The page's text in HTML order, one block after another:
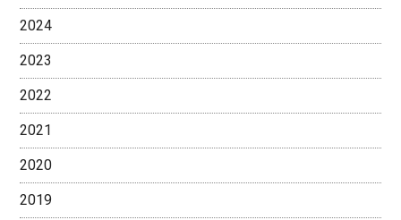
2024
2023
2022
2021
2020
2019